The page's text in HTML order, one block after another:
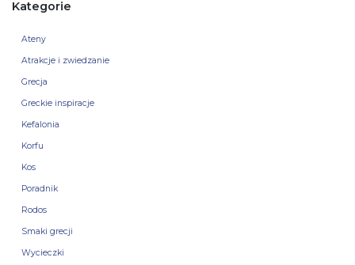
Kategorie
Ateny
Atrakcje i zwiedzanie
Grecja
Greckie inspiracje
Kefalonia
Korfu
Kos
Poradnik
Rodos
Smaki grecji
Wycieczki